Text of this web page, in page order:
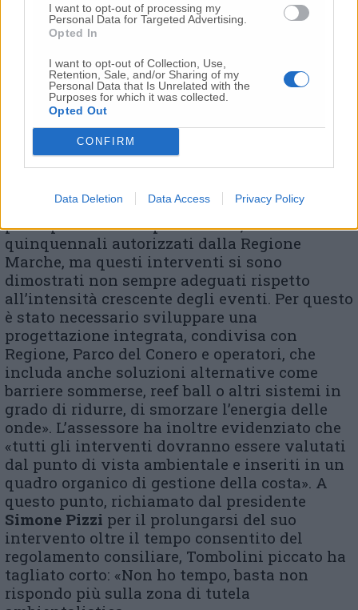
I want to opt-out of processing my
Personal Data for Targeted Advertising.
Opted In
I want to opt-out of Collection, Use,
Retention, Sale, and/or Sharing of my
Personal Data that Is Unrelated with the
Purposes for which it was collected.
Opted Out
CONFIRM
Data Deletion Data Access Privacy Policy
Da parte sua anche l’assessore
Tomboliniha chiarito che «l’arretramento non
è una misura di difesa della costa, ma un
modo diverso di gestire la presenza degli
stabilimenti». Ha poi ricordato che «la costa è
soggetta da sempre a fenomeni erosivi che
nel tempo ne modificano la conformazione,
quindi gli interventi devono puntare a
mantenere l’attuale assetto attraverso opere
di protezione. La normativa vigente prevede
principalmente il ripascimento, con cicli
quinquennali autorizzati dalla Regione
Marche, ma questi interventi si sono
dimostrati non sempre adeguati rispetto
all’intensità crescente degli eventi. Per questo
è stato necessario sviluppare una
progettazione integrata, condivisa con
Regione, Parco del Conero e operatori, che
includa anche soluzioni alternative come
barriere sommerse, reef ball o altri sistemi in
grado di ridurre, di smorzare l’energia delle
onde». L’assessore ha inoltre evidenziato che
«tutti gli interventi dovranno essere valutati
dal punto di vista ambientale e inseriti in un
quadro organico di gestione della costa». A
questo punto, richiamato dal presidente
Simone Pizzi per il prolungarsi del suo
intervento oltre il tempo consentito del
regolamento consiliare, Tombolini piccato ha
tagliato corto: «Non ho tempo, basta non
rispondo più sulla zona di tutela